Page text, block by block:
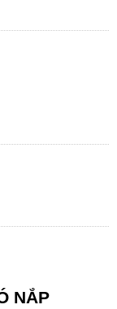
NẮP